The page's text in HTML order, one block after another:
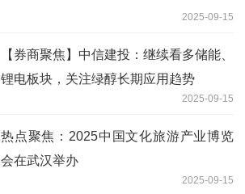
2025-09-15
【券商聚焦】中信建投：继续看多储能、
锂电板块，关注绿醇长期应用趋势
2025-09-15
热点聚焦：2025中国文化旅游产业博览
会在武汉举办
2025-09-15